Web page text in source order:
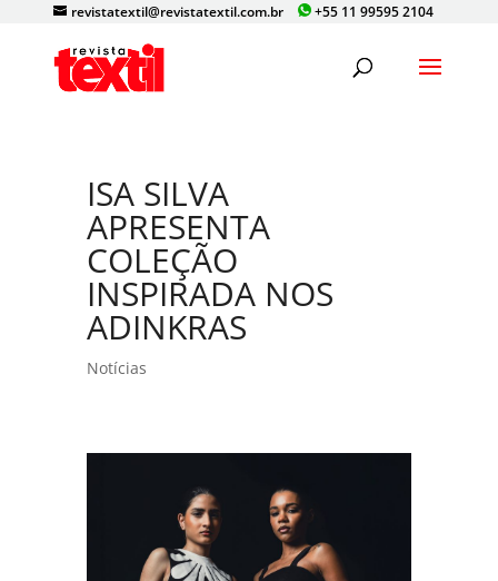
+55 11 99595 2104
revistatextil@revistatextil.com.br
ISA SILVA
APRESENTA
COLEÇÃO
INSPIRADA NOS
ADINKRAS
Notícias